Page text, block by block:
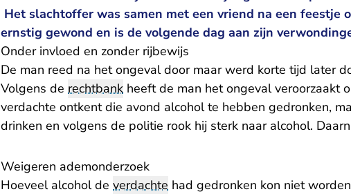
Het slachtoffer was samen met een vriend na een feestje
ernstig gewond en is de volgende dag aan zijn
Onder invloed en zonder rijbewijs
De man reed na het ongeval door maar werd korte tijd later
Volgens de rechtbank heeft de man het ongeval veroorzaakt
verdachte ontkent die avond alcohol te hebben gedronken,
drinken en volgens de politie rook hij sterk naar alcohol.
Weigeren ademonderzoek
Hoeveel alcohol de verdachte had gedronken kon niet